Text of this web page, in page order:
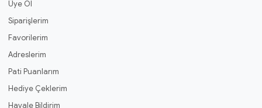
Üye Ol
Siparişlerim
Favorilerim
Adreslerim
Pati Puanlarım
Hediye Çeklerim
Havale Bildirim